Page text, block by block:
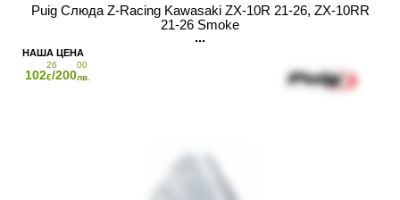
Puig Слюда Z-Racing Kawasaki ZX-10R 21-26, ZX-10RR
21-26 Smoke
102
26
€/200
00
лв.